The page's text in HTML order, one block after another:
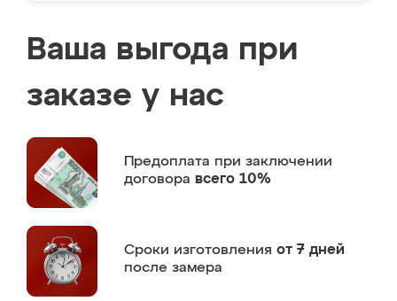
Ваша выгода при
заказе у нас
Предоплата при заключении
договора всего 10%
Сроки изготовления от 7 дней
после замера